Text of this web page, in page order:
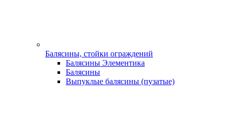
Балясины, стойки ограждений
Балясины Элементика
Балясины
Выпуклые балясины (пузатые)